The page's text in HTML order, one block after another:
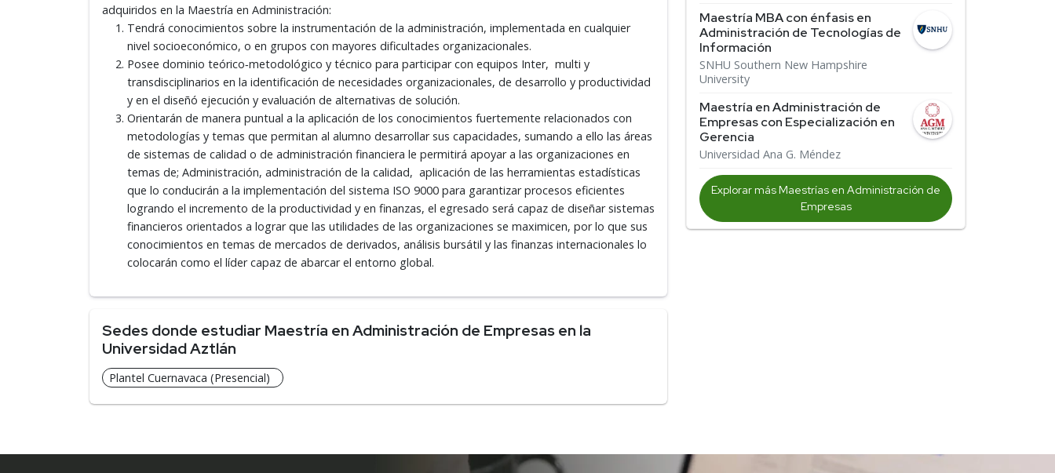
adquiridos en la Maestría en Administración:
Tendrá conocimientos sobre la instrumentación de la administración, implementada en cualquier
nivel socioeconómico, o en grupos con mayores dificultades organizacionales.
Posee dominio teórico‑metodológico y técnico para participar con equipos Inter, multi y
transdisciplinarios en la identificación de necesidades organizacionales, de desarrollo y productividad
y en el diseñó ejecución y evaluación de alternativas de solución.
Orientarán de manera puntual a la aplicación de los conocimientos fuertemente relacionados con
metodologías y temas que permitan al alumno desarrollar sus capacidades, sumando a ello las áreas
de sistemas de calidad o de administración financiera le permitirá apoyar a las organizaciones en
temas de; Administración, administración de la calidad, aplicación de las herramientas estadísticas
que lo conducirán a la implementación del sistema ISO 9000 para garantizar procesos eficientes
logrando el incremento de la productividad y en finanzas, el egresado será capaz de diseñar sistemas
financieros orientados a lograr que las utilidades de las organizaciones se maximicen, por lo que sus
conocimientos en temas de mercados de derivados, análisis bursátil y las finanzas internacionales lo
colocarán como el líder capaz de abarcar el entorno global.
Sedes donde estudiar Maestría en Administración de Empresas en la
Universidad Aztlán
Plantel Cuernavaca (Presencial)
Maestría MBA con énfasis en
Administración de Tecnologías de
Información
SNHU Southern New Hampshire
University
Maestría en Administración de
Empresas con Especialización en
Gerencia
Universidad Ana G. Méndez
Explorar más Maestrías en Administración de
Empresas